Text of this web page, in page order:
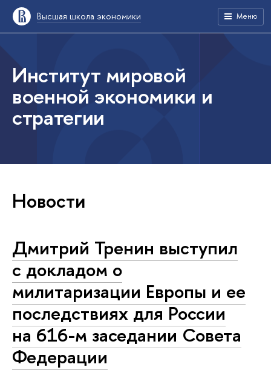
Высшая школа экономики Меню
Институт мировой
военной экономики и
стратегии
Новости
Дмитрий Тренин выступил
с докладом о
милитаризации Европы и ее
последствиях для России
на 616-м заседании Совета
Федерации